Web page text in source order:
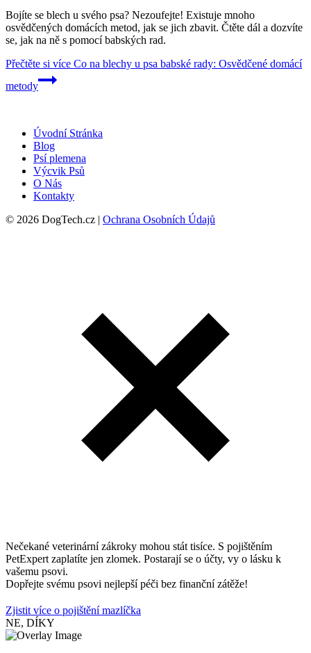
Bojíte se blech u svého psa? Nezoufejte! Existuje mnoho
osvědčených domácích metod, jak se jich zbavit. Čtěte dál a dozvíte
se, jak na ně s pomocí babských rad.
Přečtěte si více Co na blechy u psa babské rady: Osvědčené domácí
metody
Úvodní Stránka
Blog
Psí plemena
Výcvik Psů
O Nás
Kontakty
© 2026 DogTech.cz | Ochrana Osobních Údajů
Nečekané veterinární zákroky mohou stát tisíce. S pojištěním
PetExpert zaplatíte jen zlomek. Postarají se o účty, vy o lásku k
vašemu psovi.
Dopřejte svému psovi nejlepší péči bez finanční zátěže!
Zjistit více o pojištění mazlíčka
NE, DÍKY